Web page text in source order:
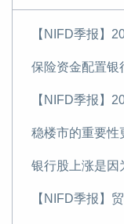
【NIFD季报】
保险资金配置银
【NIFD季报】
稳楼市的重要性
银行股上涨是因